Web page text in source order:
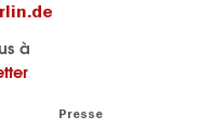
à
Presse